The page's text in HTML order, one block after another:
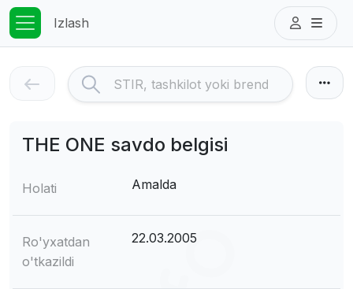
Izlash
THE ONE savdo belgisi
Holati Amalda
Ro'yxatdan
o'tkazildi
22.03.2005